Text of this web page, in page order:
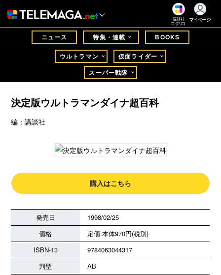
講談社
コクリコ
マイページ
ニュース 特集・連載 BOOKS
ウルトラマン
仮面ライダー
スーパー戦隊
決定版ウルトラマンダイナ超百科
編：講談社
購入はこちら
発売日
1998/02/25
価格
定価:本体970円(税別)
ISBN-13
9784063044317
判型
AB